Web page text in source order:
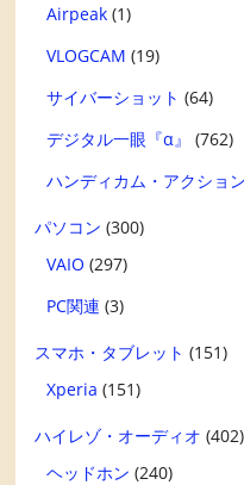
Airpeak (1)
VLOGCAM (19)
サイバーショット (64)
デジタル一眼『α』
(762)
ハンディカム・アクショ
パソコン (300)
VAIO (297)
PC関連 (3)
スマホ・タブレット (151)
Xperia (151)
ハイレゾ・オーディオ (402)
ヘッドホン (240)